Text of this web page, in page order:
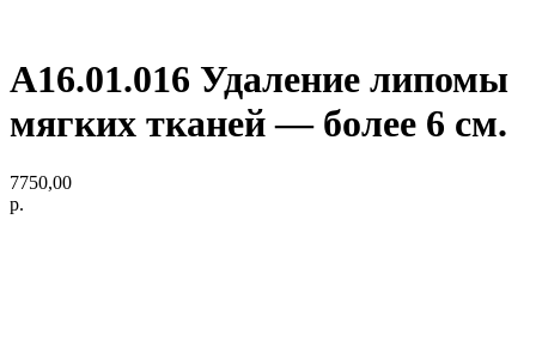
A16.01.016 Удаление липомы
мягких тканей — более 6 см.
7750,00
р.